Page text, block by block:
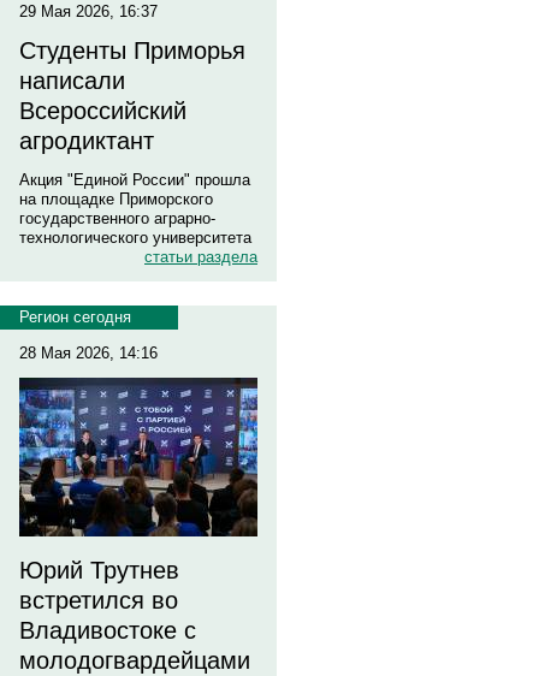
29 Мая 2026, 16:37
Студенты Приморья
написали
Всероссийский
агродиктант
Акция "Единой России" прошла
на площадке Приморского
государственного аграрно-
технологического университета
статьи раздела
Регион сегодня
28 Мая 2026, 14:16
Юрий Трутнев
встретился во
Владивостоке с
молодогвардейцами